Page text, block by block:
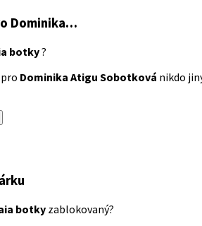
Dominika…
botky?
Dominika Atigu Sobotková nikdo
botky zablokovaný?